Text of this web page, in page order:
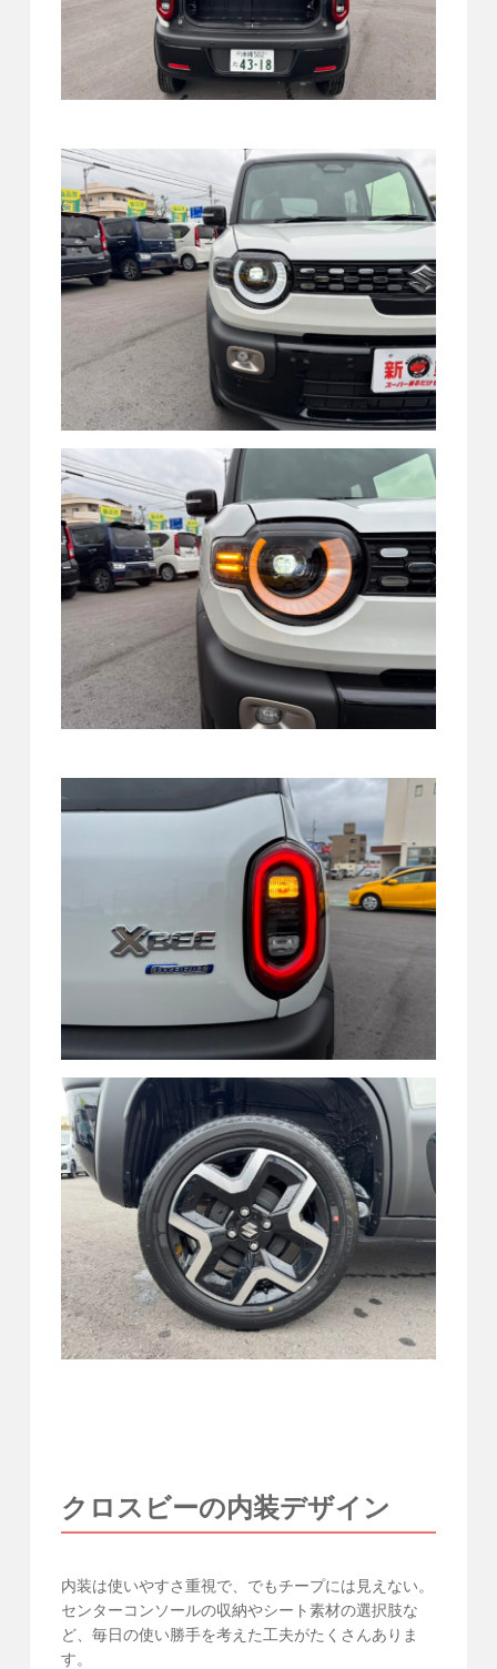
クロスビーの内装デザイン
内装は使いやすさ重視で、でもチープには見えない。
センターコンソールの収納やシート素材の選択肢な
ど、毎日の使い勝手を考えた工夫がたくさんありま
す。